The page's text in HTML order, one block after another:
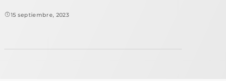
15 septiembre, 2023